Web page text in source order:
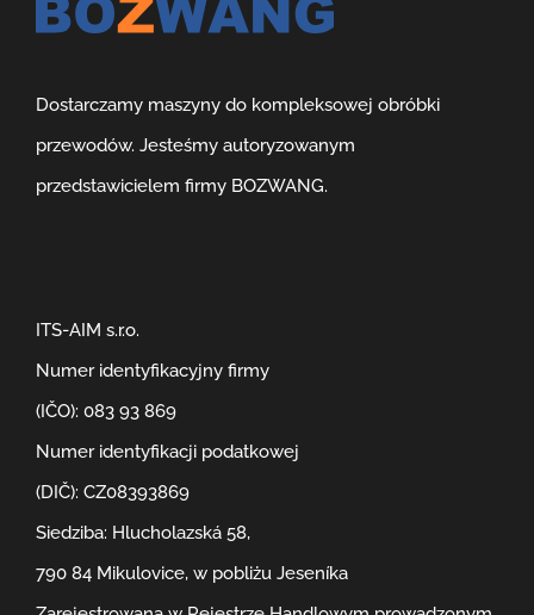
Dostarczamy maszyny do kompleksowej obróbki
przewodów. Jesteśmy autoryzowanym
przedstawicielem firmy BOZWANG.
ITS-AIM s.r.o.
Numer identyfikacyjny firmy
(IČO): 083 93 869
Numer identyfikacji podatkowej
(DIČ): CZ08393869
Siedziba: Hlucholazská 58,
790 84 Mikulovice, w pobliżu Jeseníka